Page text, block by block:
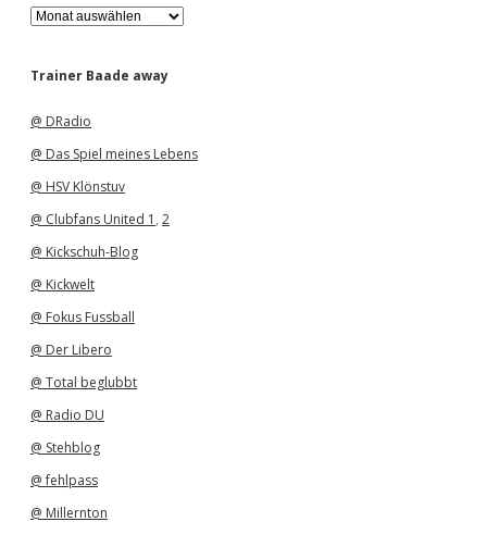
A
r
h
Trainer Baade away
@ DRadio
@ Das Spiel meines Lebens
@ HSV Klönstuv
@ Clubfans United 1 , 2
@ Kickschuh-Blog
@ Kickwelt
@ Fokus Fussball
@ Der Libero
@ Total beglubbt
@ Radio DU
@ Stehblog
@ fehlpass
@ Millernton